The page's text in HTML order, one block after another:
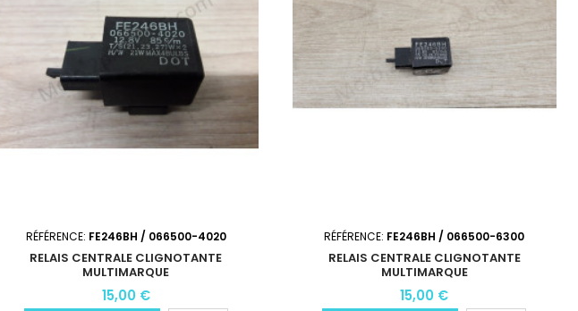
RÉFÉRENCE: FE246BH / 066500-4020
RELAIS CENTRALE CLIGNOTANTE
MULTIMARQUE
15,00 €
RÉFÉRENCE: FE246BH / 066500-6300
RELAIS CENTRALE CLIGNOTANTE
MULTIMARQUE
15,00 €